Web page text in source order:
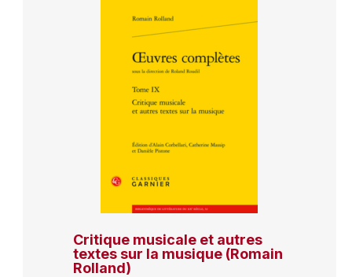
Critique musicale et autres
textes sur la musique (Romain
Rolland)